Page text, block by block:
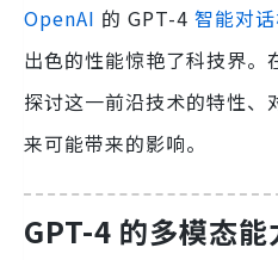
OpenAI 的 GPT-4 智能对
出色的性能惊艳了科技界。
探讨这一前沿技术的特性、
来可能带来的影响。
GPT-4 的多模态能